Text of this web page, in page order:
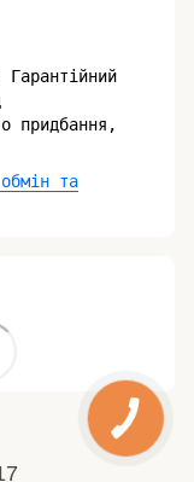
Гарантійний
придбання,
та